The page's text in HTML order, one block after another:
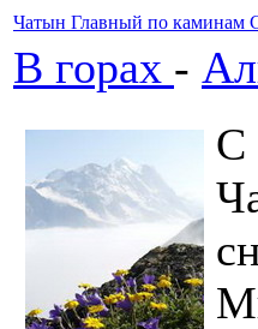
Чатын Главный по каминам
В горах -
С